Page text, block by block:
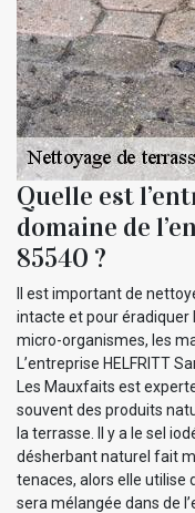
Quelle est
domaine de
85540 ?
Il est important de
intacte et pour éradiquer
micro-organismes, les
L’entreprise HELFRITT
Les Mauxfaits est
souvent des produits
la terrasse. Il y a le sel
désherbant naturel fait
tenaces, alors elle utilise
sera mélangée dans de